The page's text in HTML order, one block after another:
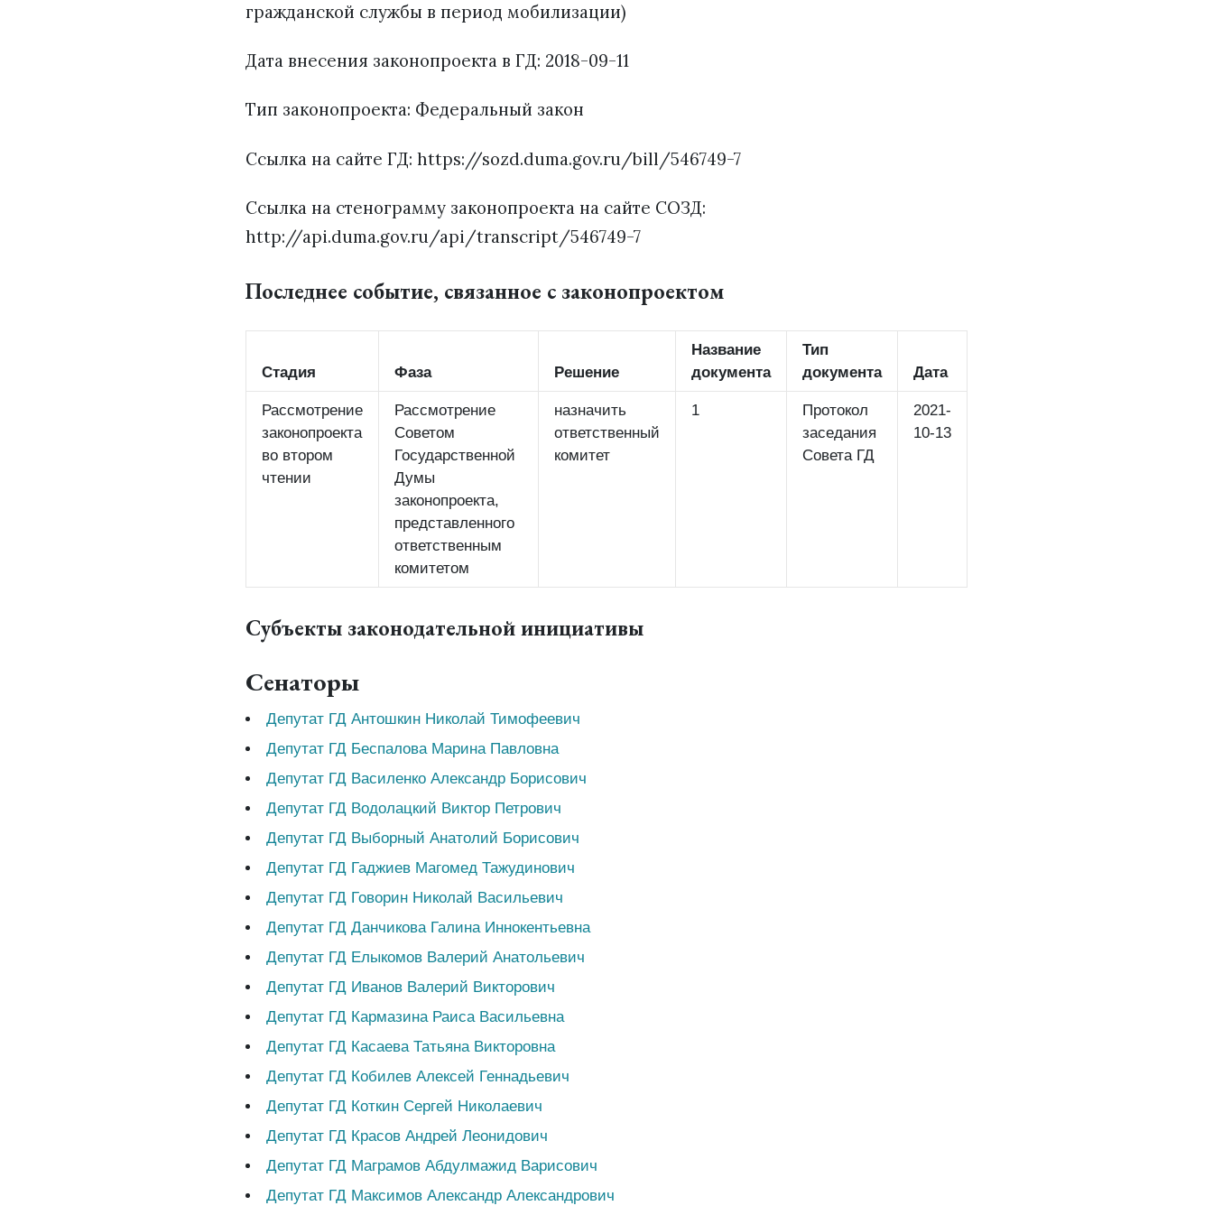
гражданской службы в период мобилизации)
Дата внесения законопроекта в ГД: 2018-09-11
Тип законопроекта: Федеральный закон
Ссылка на сайте ГД: https://sozd.duma.gov.ru/bill/546749-7
Ссылка на стенограмму законопроекта на сайте СОЗД:
http://api.duma.gov.ru/api/transcript/546749-7
Последнее событие, связанное с законопроектом
Стадия Фаза Решение
Название
документа
Тип
документа
Дата
Рассмотрение
законопроекта
во втором
чтении
Рассмотрение
Советом
Государственной
Думы
законопроекта,
представленного
ответственным
комитетом
назначить
ответственный
комитет
1
Протокол
заседания
Совета ГД
2021-
10-13
Субъекты законодательной инициативы
Сенаторы
Депутат ГД Антошкин Николай Тимофеевич
Депутат ГД Беспалова Марина Павловна
Депутат ГД Василенко Александр Борисович
Депутат ГД Водолацкий Виктор Петрович
Депутат ГД Выборный Анатолий Борисович
Депутат ГД Гаджиев Магомед Тажудинович
Депутат ГД Говорин Николай Васильевич
Депутат ГД Данчикова Галина Иннокентьевна
Депутат ГД Елыкомов Валерий Анатольевич
Депутат ГД Иванов Валерий Викторович
Депутат ГД Кармазина Раиса Васильевна
Депутат ГД Касаева Татьяна Викторовна
Депутат ГД Кобилев Алексей Геннадьевич
Депутат ГД Коткин Сергей Николаевич
Депутат ГД Красов Андрей Леонидович
Депутат ГД Маграмов Абдулмажид Варисович
Депутат ГД Максимов Александр Александрович